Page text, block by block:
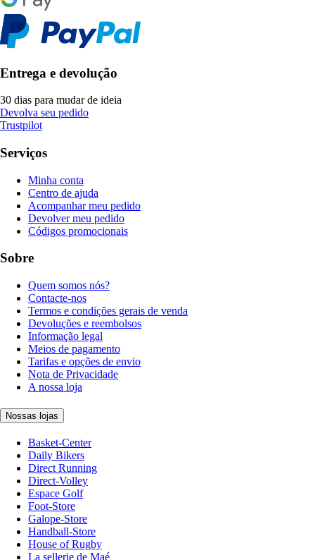
Entrega e devolução
30 dias para mudar de ideia
Devolva seu pedido
Trustpilot
Serviços
Minha conta
Centro de ajuda
Acompanhar meu pedido
Devolver meu pedido
Códigos promocionais
Sobre
Quem somos nós?
Contacte-nos
Termos e condições gerais de venda
Devoluções e reembolsos
Informação legal
Meios de pagamento
Tarifas e opções de envio
Nota de Privacidade
A nossa loja
Nossas lojas
Basket-Center
Daily Bikers
Direct Running
Direct-Volley
Espace Golf
Foot-Store
Galope-Store
Handball-Store
House of Rugby
La sellerie de Maé